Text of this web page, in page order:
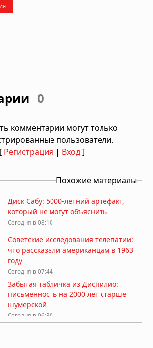
0
комментарии могут только
пользователи.
[ Регистрация | Вход]
Похожие материалы
Диск Сабу: 5000-летний артефакт,
который не могут объяснить
Сегодня в 08:10
Советские исследования телепатии:
что рассказали американцам в 1963
году
Сегодня в 07:44
Забытая табличка из Диспилио:
письменность на 2000 лет старше
шумерской
Сегодня в 06:30